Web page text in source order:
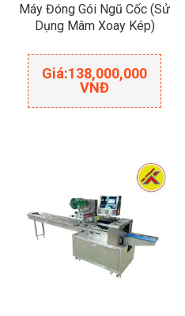
Máy Đóng Gói Ngũ Cốc (Sử
Dụng Mâm Xoay Kép)
Giá:138,000,000
VNĐ